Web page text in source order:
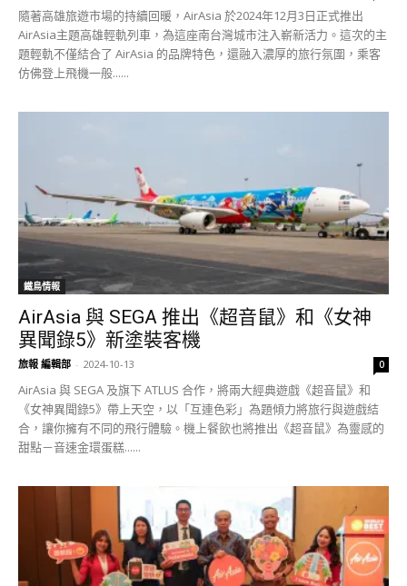
隨著高雄旅遊市場的持續回暖，AirAsia 於2024年12月3日正式推出
AirAsia主題高雄輕軌列車，為這座南台灣城市注入嶄新活力。這次的主
題輕軌不僅結合了 AirAsia 的品牌特色，還融入濃厚的旅行氛圍，乘客
仿佛登上飛機一般......
鐵鳥情報
AirAsia 與 SEGA 推出《超音鼠》和《女神
異聞錄5》新塗裝客機
旅報 編輯部 - 2024-10-13 0
AirAsia 與 SEGA 及旗下 ATLUS 合作，將兩大經典遊戲《超音鼠》和
《女神異聞錄5》帶上天空，以「互連色彩」為題傾力將旅行與遊戲結
合，讓你擁有不同的飛行體驗。機上餐飲也將推出《超音鼠》為靈感的
甜點－音速金環蛋糕......